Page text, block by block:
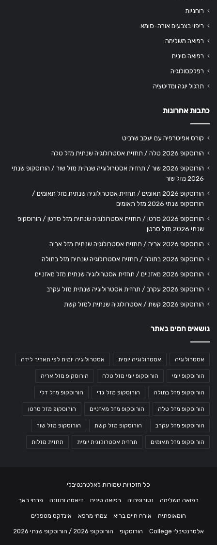
רוחניות
ריפוי בצבעים אורה-סומא
רפואה משלימה
רפואה סינית
רפלקסולוגיה
תרגול יוגה ומדיטציה
כתבות אחרונות
קורס אפיטרפיה עם יעקב שרביט
הורוסקופ 2026 טלה / תחזית אסטרולוגיה שנתית מזל טלה
הורוסקופ 2026 שור / תחזית אסטרולוגיה שנתית מזל שור / הורוסקופ שנתי
2026 מזל שור
הורוסקופ 2026 תאומים / תחזית אסטרולוגיה שנתית מזל תאומים /
הורוסקופ שנתי 2026 מזל תאומים
הורוסקופ 2026 סרטן / תחזית אסטרולוגיה שנתית מזל סרטן / הורוסקופ
שנתי 2026 מזל סרטן
הורוסקופ 2026 אריה / תחזית אסטרולוגיה שנתית מזל אריה
הורוסקופ 2026 בתולה / תחזית אסטרולוגיה שנתית מזל בתולה
הורוסקופ 2026 מאזניים / תחזית אסטרולוגיה שנתית מזל מאזניים
הורוסקופ 2026 עקרב / תחזית אסטרולוגיה שנתית מזל עקרב
הורוסקופ 2026 קשת / אסטרולוגיה שנתית למזל קשת
נושאים חמים באתר
אסטרולוגיה אסטרולוגיה יומית אסטרולוגיה יומית לפי תאריך לידה
הורוסקופ יומי הורוסקופ יומי מזל טלה הורוסקופ מזל אריה
הורוסקופ מזל בתולה הורוסקופ מזל גדי הורוסקופ מזל דלי
הורוסקופ מזל טלה הורוסקופ מזל מאזניים הורוסקופ מזל סרטן
הורוסקופ מזל עקרב הורוסקופ מזל קשת הורוסקופ מזל שור
הורוסקופ מזל תאומים תחזית אסטרולוגית יומית תחזית מזלות
כל הזכויות שמורות לאלטרנטיבלי
רפואה משלימה נטורופתיה רפואה סינית דיאטה ותזונה פרחי באך
הומאופתיה אורח חיים בריא צמחי מרפא אינדקס מטפלים
אלטרנטיבלי College הורוסקופ הורוסקופ 2026 / הורוסקופ שנתי 2026